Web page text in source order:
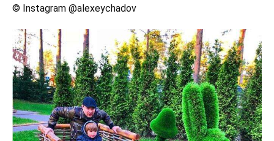
© Instagram @alexeychadov